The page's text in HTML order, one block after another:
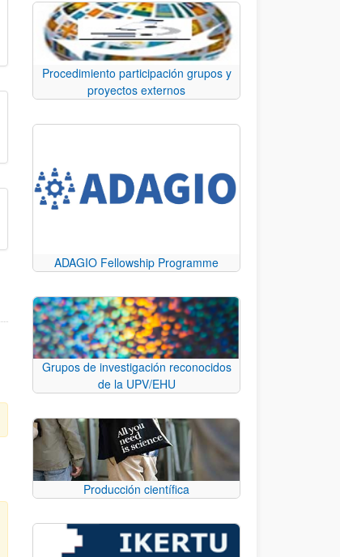
Procedimiento participación grupos y
proyectos externos
ADAGIO Fellowship Programme
Grupos de investigación reconocidos
de la UPV/EHU
Producción científica